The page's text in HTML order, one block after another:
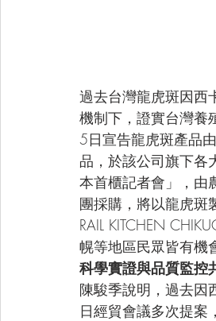
過去台灣龍虎斑因西
機制下，證實台灣
5日宣告龍虎斑產品
品，於該公司旗下各
本首櫃記者會」，由
團採購，將以龍虎斑
RAIL KITCHEN
幌等地區民眾皆有機
科學實證與品質監控
陳駿季說明，過去因
日經貿會議多次提案